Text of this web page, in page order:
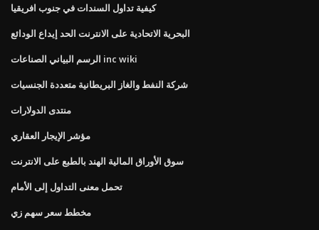
كيفية تداول السندات في جنوب افريقيا
البحرية الاتحادية على الانترنت الحد إيداع الودائع
الرسم البياني الصناعات inc wiki
شركة النفط والغاز البريطانية متعددة الجنسيات
منتدى الدولارات
مؤشر الإيجار العقاري
سوق الأوراق المالية الهند بالطبع على الانترنت
تحمل معنى التداول إلى الأمام
مخطط سعر سهم زي